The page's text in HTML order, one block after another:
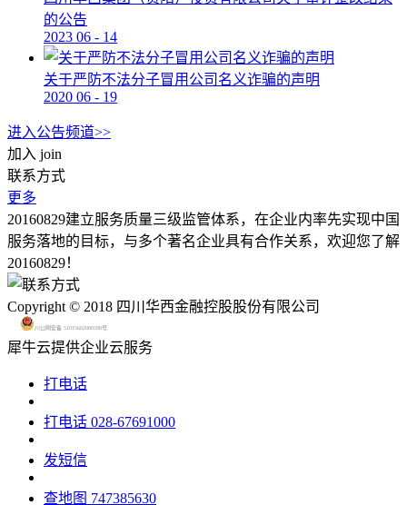
的公告
2023 06 - 14
关于严防不法分子冒用公司名义诈骗的声明
2020 06 - 19
进入公告频道>>
加入 join
联系方式
更多
20160829建立服务质量三级监管体系，在企业内率先实现中国
服务落地的目标，与多个著名企业具有合作关系，欢迎您了解
20160829！
Copyright © 2018 四川华西金融控股股份有限公司
川公网安备 51015602000580号
犀牛云提供企业云服务
打电话
打电话 028-67691000
发短信
查地图 747385630